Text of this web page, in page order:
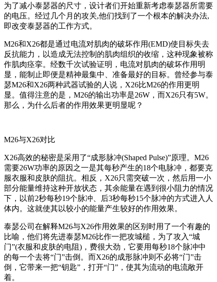
为了减小泰瑟器的尺寸，设计者们开始重新考虑泰瑟器所需要
的电压。经过几个月的攻关,他们找到了一个根本的解决办法,
即改变泰瑟器的工作方式。
M26和X26都是通过电流对肌肉的破坏作用(EMD)使目标失去
反抗能力，以造成无法控制的肌肉组织的收缩，这种现象被称
作肌肉痉挛。经数千次试验证明，电流对肌肉的破坏作用明
显，能制止即便是精神最集中、准备最好的目标。曾经参与泰
瑟M26和X26两种武器试验的人说，X26比M26的作用更明
显。值得注意的是，M26的输出功率是26W，而X26只有5W。
那么，为什么后者的作用效果更明显呢？
M26与X26对比
X26高效的秘密是采用了“成形脉冲(Shaped Pulse)”原理。M26
需要26W功率的原因之一是其每秒产生的18个电脉冲，都要克
服衣服和皮肤的阻抗。相反，X26只需突破一次，然后用一小
部分能量维持这种开放状态，其余能量在遇到很小阻力的情况
下，以前2秒每秒19个脉冲、后3秒每秒15个脉冲的方式进入人
体内。这就使其以较小的能量产生较好的作用效果。
泰瑟公司在解释M26与X26作用效果的区别时用了一个有趣的
比喻，他们将先进泰瑟M26比作一把攻城槌，为了攻入“城
门”(衣服和皮肤的电阻)，费很大劲，它要用每秒18个脉冲中
的每一个去将“门”击倒。而X26的成形脉冲则不必将“门”击
倒，它带来一把“钥匙”，打开“门”，使其为流动的电流敞开
着。